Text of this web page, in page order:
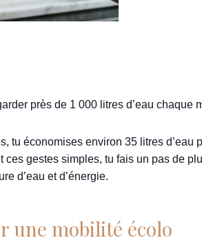
près de 1 000 litres d’eau chaque
tu économises environ 35 litres d’eau
gestes simples, tu fais un pas de
d’eau et d’énergie.
une mobilité écolo